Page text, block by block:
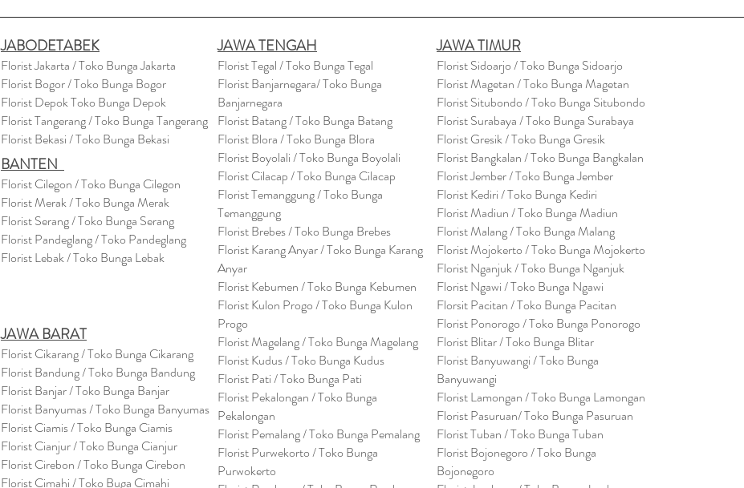
JABODETABEK
Florist Jakarta / Toko Bunga Jakarta
Florist Bogor / Toko Bunga Bogor
Florist Depok Toko Bunga Depok
Florist Tangerang / Toko Bunga Tangerang
Florist Bekasi / Toko Bunga Bekasi
BANTEN
Florist Cilegon / Toko Bunga Cilegon
Florist Merak / Toko Bunga Merak
Florist Serang / Toko Bunga Serang
Florist Pandeglang / Toko Pandeglang
Florist Lebak / Toko Bunga Lebak
JAWA BARAT
Florist Cikarang/ Toko Bunga Cikarang
Florist Bandung / Toko Bunga Bandung
Florist Banjar / Toko Bunga Banjar
Florist Banyumas / Toko Bunga Banyumas
Florist Ciamis / Toko Bunga Ciamis
Florist Cianjur / Toko Bunga Cianjur
Florist Cirebon / Toko Bunga Cirebon
Florist Cimahi / Toko Buga Cimahi
JAWA TENGAH
Florist Tegal / Toko Bunga Tegal
Florist Banjarnegara/ Toko Bunga
Banjarnegara
Florist Batang / Toko Bunga Batang
Florist Blora / Toko Bunga Blora
Florist Boyolali / Toko Bunga Boyolali
Florist Cilacap / Toko Bunga Cilacap
Florist Temanggung / Toko Bunga
Temanggung
Florist Brebes / Toko Bunga Brebes
Florist Karang Anyar / Toko Bunga Karang
Anyar
Florist Kebumen / Toko Bunga Kebumen
Florist Kulon Progo / Toko Bunga Kulon
Progo
Florist Magelang / Toko Bunga Magelang
Florist Kudus / Toko Bunga Kudus
Florist Pati / Toko Bunga Pati
Florist Pekalongan / Toko Bunga
Pekalongan
Florist Pemalang / Toko Bunga Pemalang
Florist Purwekorto / Toko Bunga
Purwokerto
JAWA TIMUR
Florist Sidoarjo / Toko Bunga Sidoarjo
Florist Magetan / Toko Bunga Magetan
Florist Situbondo / Toko Bunga Situbondo
Florist Surabaya / Toko Bunga Surabaya
Florist Gresik / Toko Bunga Gresik
FloristBangkalan / Toko Bunga Bangkalan
Florist Jember / Toko Bunga Jember
Florist Kediri / Toko Bunga Kediri
Florist Madiun / Toko Bunga Madiun
Florist Malang / Toko Bunga Malang
Florist Mojokerto / Toko Bunga Mojokerto
Florist Nganjuk / Toko Bunga Nganjuk
Florist Ngawi /Toko Bunga Ngawi
Florsit Pacitan / Toko Bunga Pacitan
Florist Ponorogo / Toko Bunga Ponorogo
Florist Blitar / Toko Bunga Blitar
Florist Banyuwangi / Toko Bunga
Banyuwangi
Florist Lamongan / Toko Bunga Lamongan
Florist Pasuruan/ Toko Bunga Pasuruan
Florist Tuban / Toko Bunga Tuban
Florist Bojonegoro / Toko Bunga
Bojonegoro